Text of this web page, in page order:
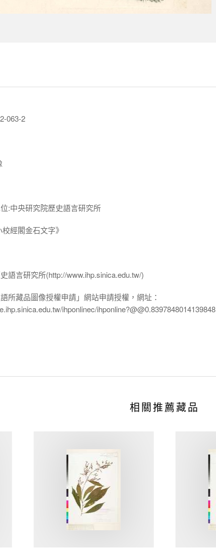
063-2
:中央研究院歷史語言研究所
經閣金石文字》
語言研究所(http://www.ihp.sinica.edu.tw/)
所藏品圖像授權申請」網站申請授權，網址：
ihponlinec/ihponline?@@0.8397848014139848
相關推薦藏品